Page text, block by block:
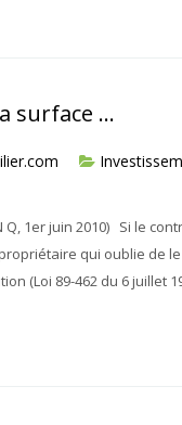
surface …
Q, 1er juin 2010) Si le
qui oublie de
(Loi 89-462 du 6 juillet